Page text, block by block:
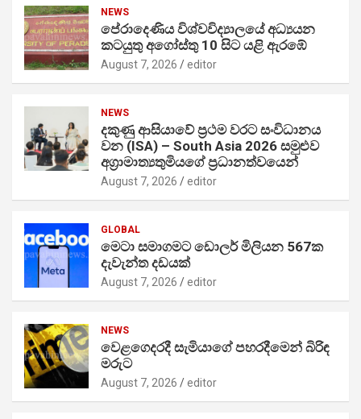
NEWS
පේරාදෙණිය විශ්වවිද්‍යාලයේ අධ්‍යයන
කටයුතු අගෝස්තු 10 සිට යළි ඇරඹේ
August 7, 2026 editor
NEWS
දකුණු ආසියාවේ ප්‍රථම වරට සංවිධානය
වන (ISA) – South Asia 2026 සමුළුව
අග්‍රාමාත්‍යතුමියගේ ප්‍රධානත්වයෙන්
August 7, 2026 editor
GLOBAL
මෙටා සමාගමට ඩොලර් මිලියන 567ක
දැවැන්ත දඩයක්
August 7, 2026 editor
NEWS
වෙළගෙදරදී සැමියාගේ පහරදීමෙන් බිරිඳ
මරුට
August 7, 2026 editor